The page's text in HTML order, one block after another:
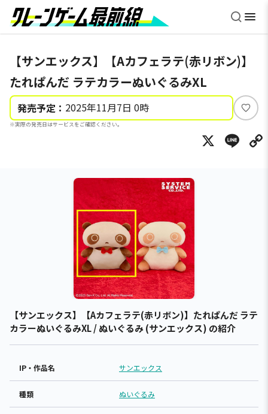
【サンエックス】【Aカフェラテ(赤リボン)】
たれぱんだ ラテカラーぬいぐるみXL
発売予定： 2025年11月7日 0時
※実際の発売日はサービスをご確認ください。
い
ね
X
【サンエックス】【Aカフェラテ(赤リボン)】たれぱんだ ラテ
カラーぬいぐるみXL / ぬいぐるみ (サンエックス) の紹介
IP・作品名 サンエックス
種類 ぬいぐるみ